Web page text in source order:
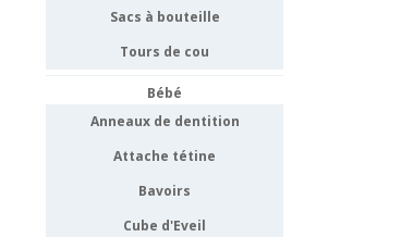
Sacs à bouteille
Tours de cou
Bébé
Anneaux de dentition
Attache tétine
Bavoirs
Cube d'Eveil